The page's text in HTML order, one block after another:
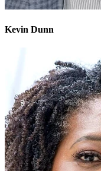
Kevin Dunn